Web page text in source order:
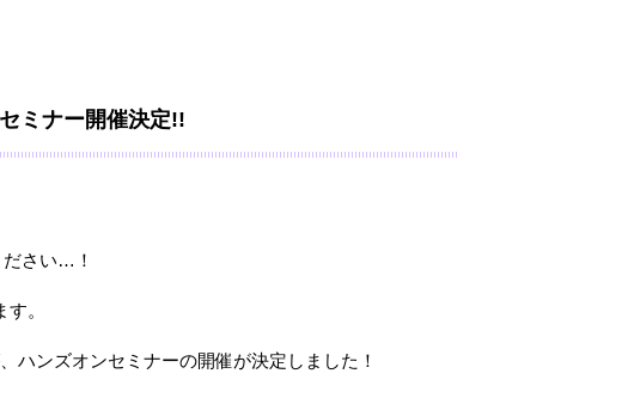
ミナー開催決定!!
さい…！
。
ハンズオンセミナーの開催が決定しました！